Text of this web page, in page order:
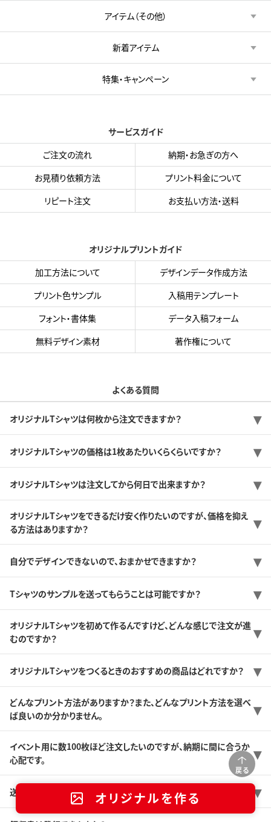
戻る
オリジナルを作る
アイテム（その他）
新着アイテム
特集・キャンペーン
サービスガイド
ご注文の流れ
納期・お急ぎの方へ
お見積り依頼方法
プリント料金について
リピート注文
お支払い方法・送料
オリジナルプリントガイド
加工方法について
デザインデータ作成方法
プリント色サンプル
入稿用テンプレート
フォント・書体集
データ入稿フォーム
無料デザイン素材
著作権について
よくある質問
オリジナルTシャツは何枚から注文できますか？
オリジナルTシャツの価格は1枚あたりいくらくらいですか？
オリジナルTシャツは注文してから何日で出来ますか？
オリジナルTシャツをできるだけ安く作りたいのですが、価格を抑え
る方法はありますか？
自分でデザインできないので、おまかせできますか？
Tシャツのサンプルを送ってもらうことは可能ですか？
オリジナルTシャツを初めて作るんですけど、どんな感じで注文が進
むのですか？
オリジナルTシャツをつくるときのおすすめの商品はどれですか？
どんなプリント方法がありますか？また、どんなプリント方法を選べ
ば良いのか分かりません。
イベント用に数100枚ほど注文したいのですが、納期に間に合うか
心配です。
送料はどのくらいですか？